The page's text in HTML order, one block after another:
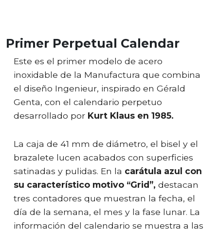
Primer Perpetual Calendar
Este es el primer modelo de acero
inoxidable de la Manufactura que combina
el diseño Ingenieur, inspirado en Gérald
Genta, con el calendario perpetuo
desarrollado por Kurt Klaus en 1985.
La caja de 41 mm de diámetro, el bisel y el
brazalete lucen acabados con superficies
satinadas y pulidas. En la carátula azul con
su característico motivo “Grid”, destacan
tres contadores que muestran la fecha, el
día de la semana, el mes y la fase lunar. La
información del calendario se muestra a las